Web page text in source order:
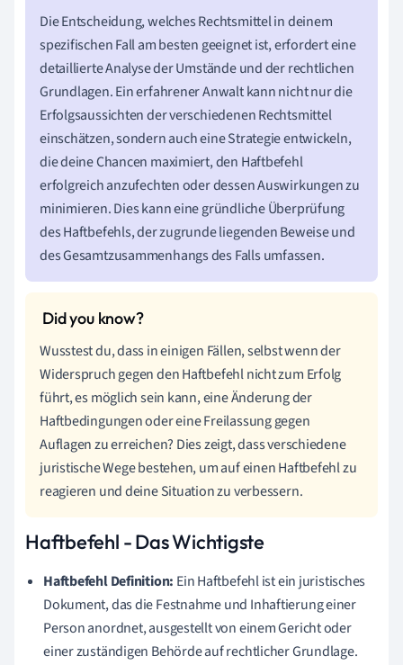
Die Entscheidung, welches Rechtsmittel in deinem
spezifischen Fall am besten geeignet ist, erfordert eine
detaillierte Analyse der Umstände und der rechtlichen
Grundlagen. Ein erfahrener Anwalt kann nicht nur die
Erfolgsaussichten der verschiedenen Rechtsmittel
einschätzen, sondern auch eine Strategie entwickeln,
die deine Chancen maximiert, den Haftbefehl
erfolgreich anzufechten oder dessen Auswirkungen zu
minimieren. Dies kann eine gründliche Überprüfung
des Haftbefehls, der zugrunde liegenden Beweise und
des Gesamtzusammenhangs des Falls umfassen.
Wusstest du, dass in einigen Fällen, selbst wenn der
Widerspruch gegen den Haftbefehl nicht zum Erfolg
führt, es möglich sein kann, eine Änderung der
Haftbedingungen oder eine Freilassung gegen
Auflagen zu erreichen? Dies zeigt, dass verschiedene
juristische Wege bestehen, um auf einen Haftbefehl zu
reagieren und deine Situation zu verbessern.
Haftbefehl - Das Wichtigste
Haftbefehl Definition: Ein Haftbefehl ist ein juristisches
Dokument, das die Festnahme und Inhaftierung einer
Person anordnet, ausgestellt von einem Gericht oder
einer zuständigen Behörde auf rechtlicher Grundlage.